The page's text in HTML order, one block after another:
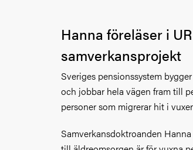
Hanna föreläser i
samverkansprojekt
Sveriges pensionssystem
och jobbar hela vägen fram till
personer som migrerar hit i
Samverkansdoktroanden